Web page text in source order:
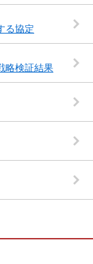
る協定
略検証結果